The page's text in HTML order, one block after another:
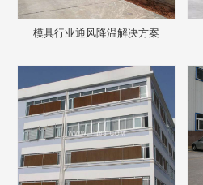
模具行业通风降温解决方案